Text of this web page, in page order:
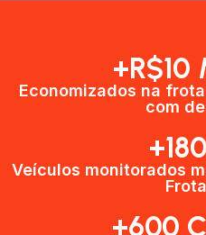
+R$10
Economizados na
com
Veículos monitorados
+600